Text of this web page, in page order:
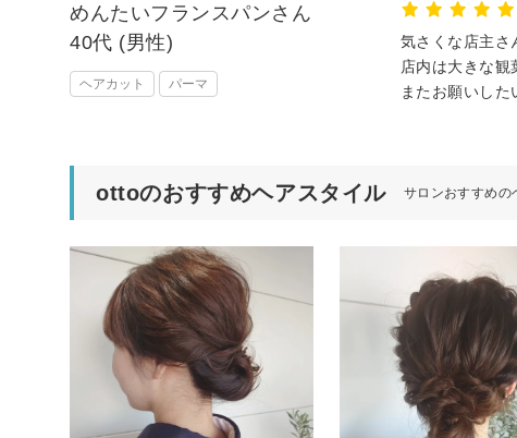
めんたいフランスパンさん
40代 (男性)
ヘアカット パーマ
気さくな店主さ
店内は大きな
またお願いした
ottoのおすすめヘアスタイル サロンおすすめの